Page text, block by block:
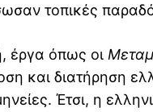
τοπικές
έργα όπως οι
και διατήρηση
Έτσι, η